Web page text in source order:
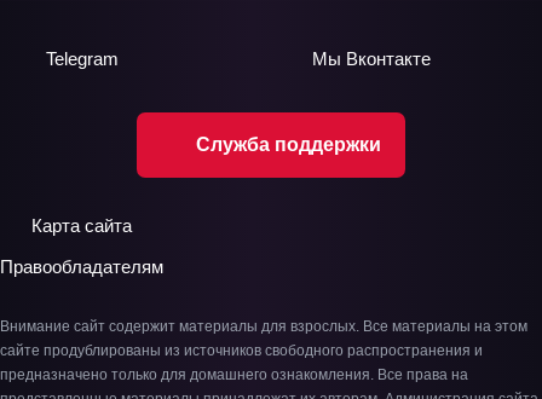
Служба поддержки
Telegram Мы Вконтакте
Карта сайта
Правообладателям
Внимание сайт содержит материалы для взрослых. Все материалы на этом
сайте продублированы из источников свободного распространения и
предназначено только для домашнего ознакомления. Все права на